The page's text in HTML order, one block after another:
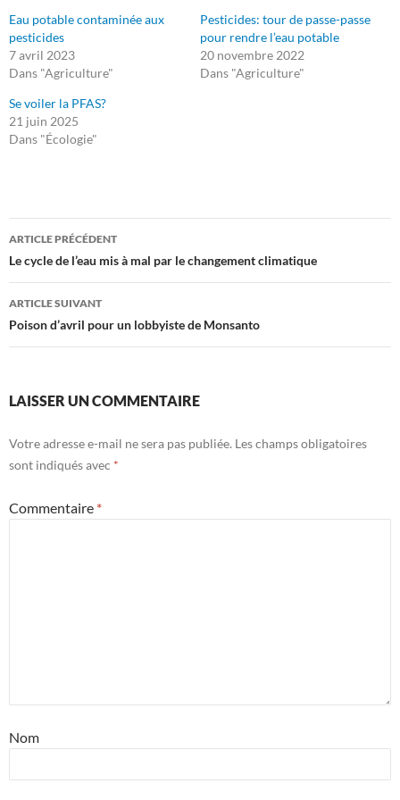
Eau potable contaminée aux
pesticides
7 avril 2023
Dans "Agriculture"
Pesticides: tour de passe-passe
pour rendre l’eau potable
20 novembre 2022
Dans "Agriculture"
Se voiler la PFAS?
21 juin 2025
Dans "Écologie"
Navigation
des
articles
ARTICLE PRÉCÉDENT
Le cycle de l’eau mis à mal par le changement climatique
ARTICLE SUIVANT
Poison d’avril pour un lobbyiste de Monsanto
LAISSER UN COMMENTAIRE
Votre adresse e-mail ne sera pas publiée. Les champs obligatoires
sont indiqués avec *
Commentaire *
Nom